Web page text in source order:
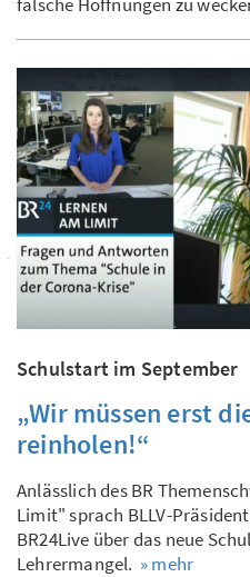
Schulstart im September
„Wir müssen erst
reinholen!“
Anlässlich des BR
Limit" sprach BLLV-
BR24Live über das neue
Lehrermangel. » mehr